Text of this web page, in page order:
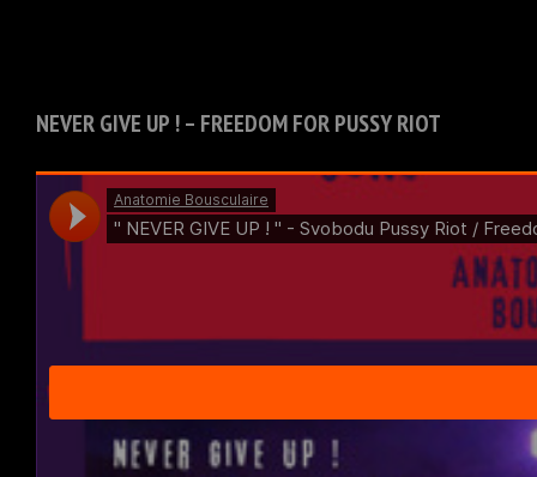
NEVER GIVE UP ! – FREEDOM FOR PUSSY RIOT